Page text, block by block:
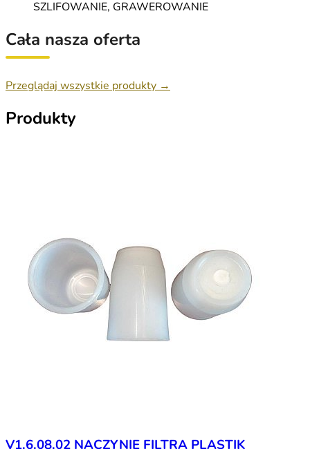
SZLIFOWANIE, GRAWEROWANIE
Cała nasza oferta
Przeglądaj wszystkie produkty →
Produkty
V1.6.08.02 NACZYNIE FILTRA PLASTIK